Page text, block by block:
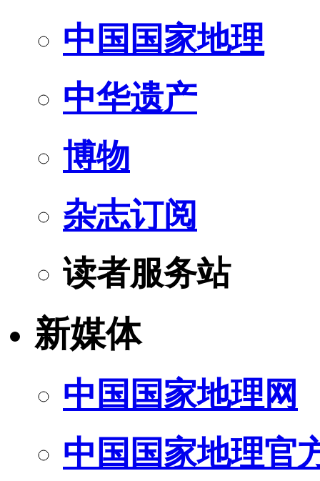
中国国家地理
中华遗产
博物
杂志订阅
读者服务站
新媒体
中国国家地理网
中国国家地理官